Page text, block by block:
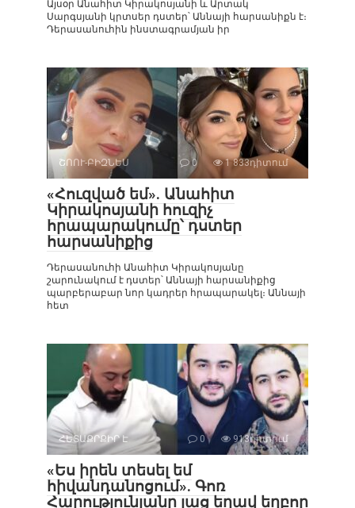
Այսօր Անահիտ Կիրակոսյանի և Արտակ
Սարգսյանի կրտսեր դստեր՝ Աննայի հարսանիքն է։
Դերասանուհին ինստագրամյան իր
ՇՈՈՒ-ԲԻԶՆԵՍ 0 1 833դիտում
«Հուզված եմ». Անահիտ
Կիրակոսյանի հուզիչ
հրապարակումը՝ դստեր
հարսանիքից
Դերասանուհի Անահիտ Կիրակոսյանը
շարունակում է դստեր՝ Աննայի հարսանիքից
պարբերաբար նոր կադրեր հրապարակել։ Աննայի
հետ
ՀԵՏԱՔՐՔԻՐ Է 0 913դիտում
«Ես իրեն տեսել եմ
հիվանդանոցում». Գոռ
Հարությունյանը լաց եղավ եղբոր